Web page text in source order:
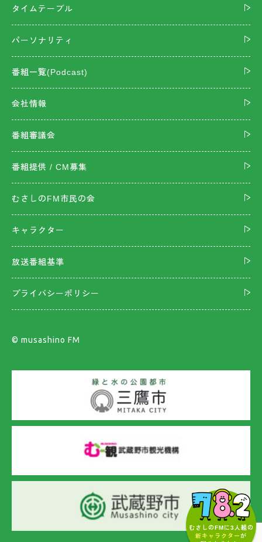
むさしのFMに3人組の
新キャラクターが
タイムテーブル
パーソナリティ
番組一覧(Podcast)
会社情報
番組審議会
番組提供 / CM募集
むさしのFM市民の会
キャラクター
放送番組基準
プライバシーポリシー
©︎ musashino FM